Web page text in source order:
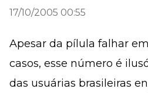
17/10/2005 00:55
Apesar da pílula falhar
casos, esse número é
das usuárias brasileiras